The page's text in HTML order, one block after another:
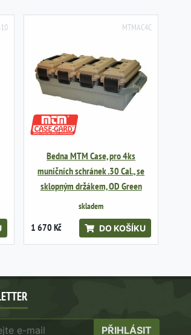
MTMAC4C
Bedna MTM Case, pro 4ks
muničních schránek .30 Cal., se
sklopným držákem, OD Green
skladem
1 670 Kč DO KOŠÍKU
PŘIHLÁSIT